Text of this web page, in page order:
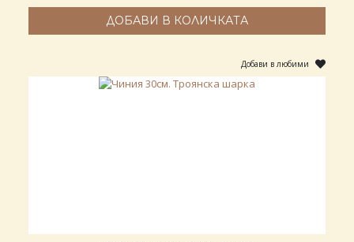
ДОБАВИ В КОЛИЧКАТА
Добави в любими